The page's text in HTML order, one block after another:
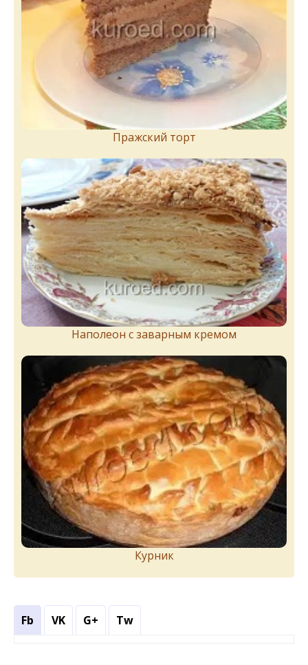
Пражский торт
Наполеон с заварным кремом
Курник
Fb VK G+ Tw